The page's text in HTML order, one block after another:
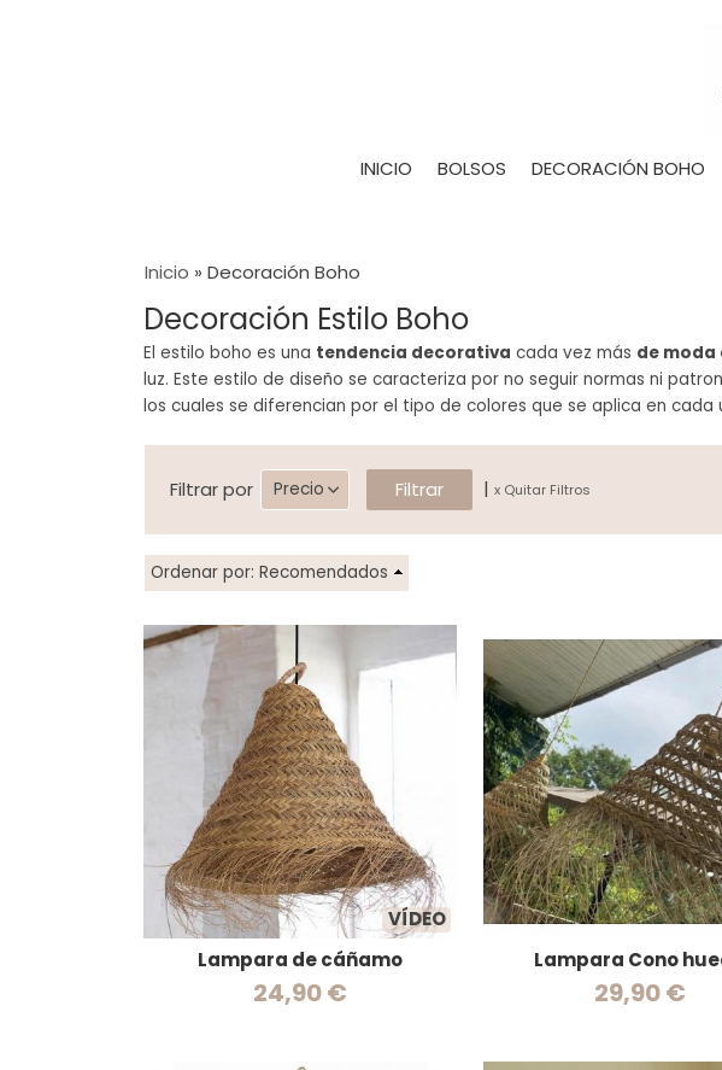
INICIO BOLSOS DECORACIÓN BOHO
Inicio » Decoración Boho
Decoración Estilo Boho
El estilo boho es una tendencia decorativa cada vez más de moda
luz. Este estilo de diseño se caracteriza por no seguir normas ni
los cuales se diferencian por el tipo de colores que se aplica en cada
Filtrar por Precio | x Quitar Filtros
Ordenar por: Recomendados
VÍDEO
Lampara de cáñamo
24,90 €
Lampara Cono
29,90 €